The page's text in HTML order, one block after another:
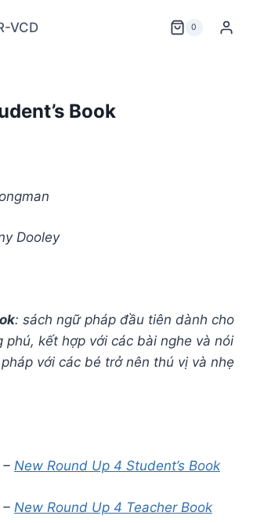
VCD 0
Book
Dooley
: sách ngữ pháp đầu tiên dành cho
kết hợp với các bài nghe và nói
với các bé trở nên thú vị và nhẹ
– New Round Up 4 Student’s Book
– New Round Up 4 Teacher Book